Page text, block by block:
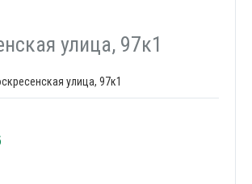
улица, 97к1
улица, 97к1